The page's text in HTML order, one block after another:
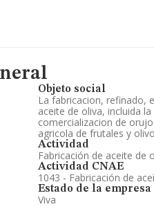
Objeto social
La fabricacion, refinado,
aceite de oliva, incluida
comercializacion de
agricola de frutales y
Actividad
Fabricación de aceite de
Actividad CNAE
1043 - Fabricación de
Estado de la empresa
Viva